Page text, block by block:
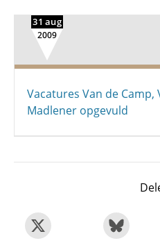
31 aug
2009
Vacatures Van de Camp,
Madlener opgevuld